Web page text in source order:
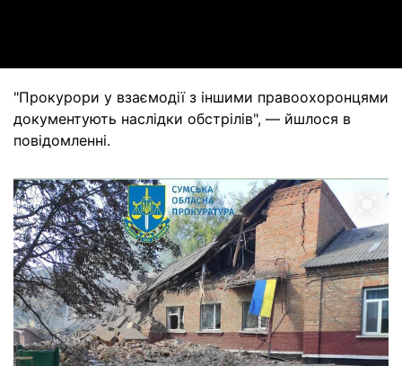
"Прокурори у взаємодії з іншими правоохоронцями
документують наслідки обстрілів", — йшлося в
повідомленні.